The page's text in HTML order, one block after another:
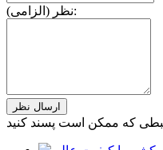
نظر (الزامی):
که ممکن است پسند کنید